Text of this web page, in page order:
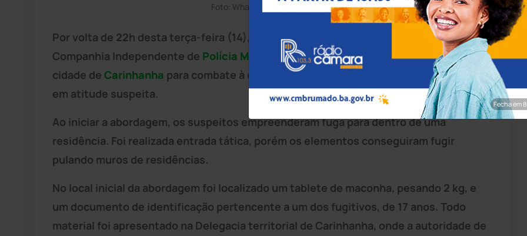
Foto: WhatsApp/Achei Sudoeste
Por volta de 22h desta terça-feira (14), guarnições da Rondesp Meio Oeste e da 38ª
Companhia Independente de Polícia Militar
(CIPM) realizavam patrulhamento na
cidade de Carinhanha para combate à criminalidade, quando avistaram dois indivíduos
em atitude suspeita.
Ao iniciar a abordagem, os suspeitos empreenderam fuga para dentro de uma
residência. Foi realizada entrada tática, porém os elementos conseguiram fugir
pulando muros de residências.
No local inicial da abordagem foi localizado um tablete de maconha, pesando 2 kg, e
um documento de identificação pertencente a um dos fugitivos, de 17 anos. Todo
material foi apresentado na Delegacia territorial de Carinhanha, onde a autoridade de
Fecha em